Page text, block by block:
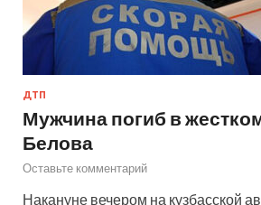
ДТП
Мужчина погиб в
Белова
Оставьте комментарий
Накануне вечером на кузбасской